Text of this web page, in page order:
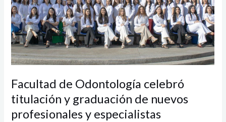
Facultad de Odontología celebró
titulación y graduación de nuevos
profesionales y especialistas
nuevos
profesionales
y
especialistas